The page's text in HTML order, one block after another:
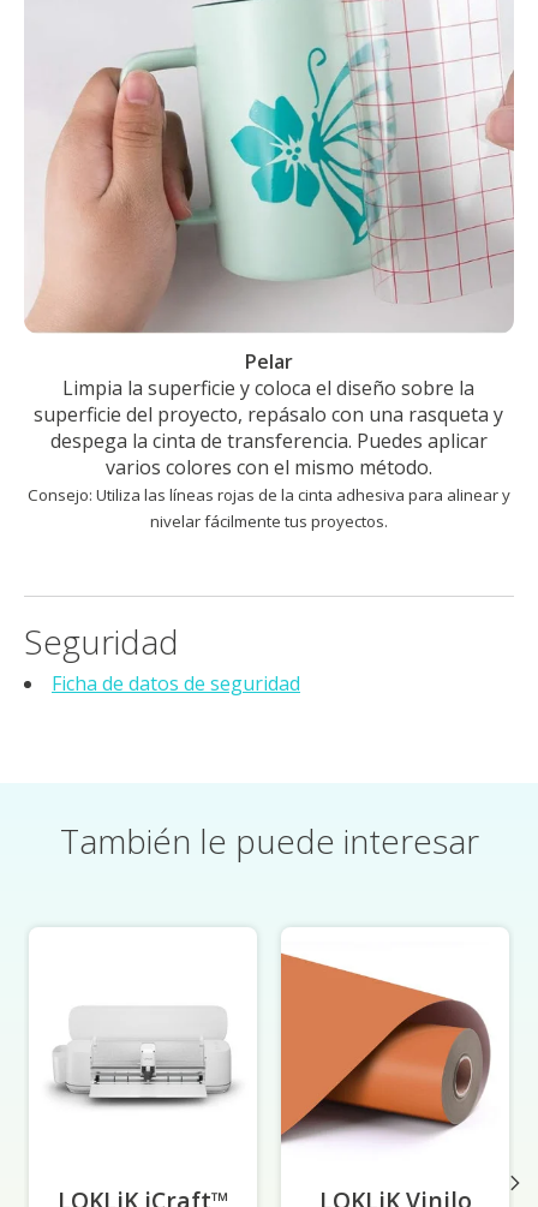
Pelar
Limpia la superficie y coloca el diseño sobre la
superficie del proyecto, repásalo con una rasqueta y
despega la cinta de transferencia. Puedes aplicar
varios colores con el mismo método.
Consejo: Utiliza las líneas rojas de la cinta adhesiva para alinear y
nivelar fácilmente tus proyectos.
Seguridad
Ficha de datos de seguridad
También le puede interesar
LOKLiK iCraft™
LOKLiK Vinilo